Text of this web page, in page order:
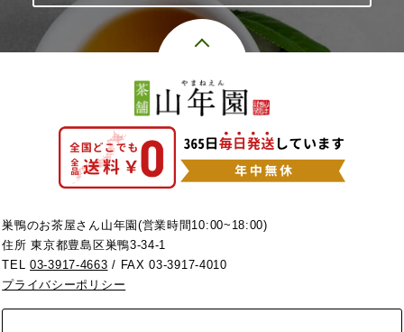
巣鴨のお茶屋さん山年園(営業時間10:00~18:00)
住所 東京都豊島区巣鴨3-34-1
TEL03-3917-4663 / FAX 03-3917-4010
プライバシーポリシー